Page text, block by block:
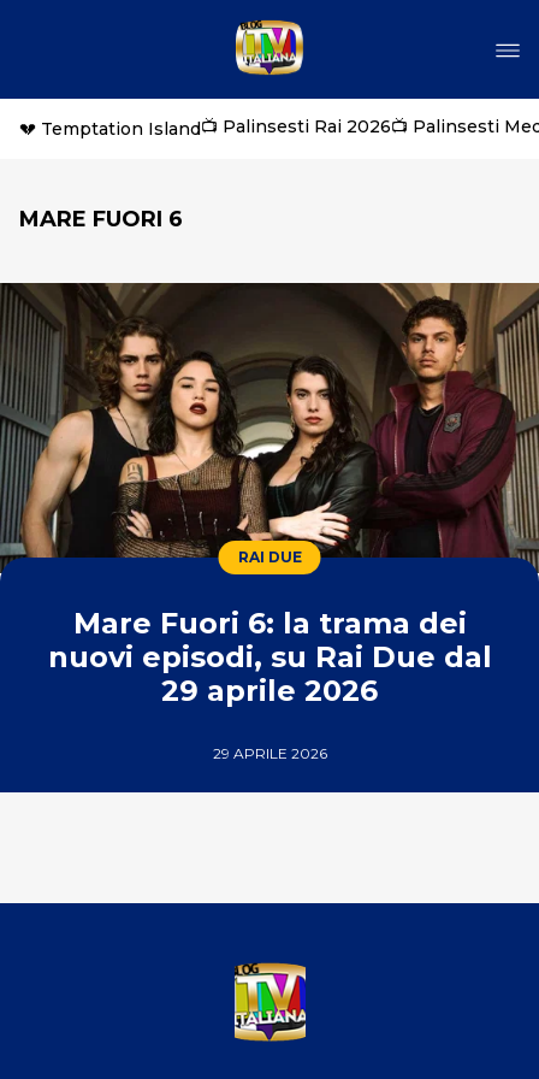
💔 Temptation Island📺 Palinsesti Rai 2026📺 Palinsesti
MARE FUORI 6
RAI DUE
Mare Fuori 6: la trama dei
nuovi episodi, su Rai Due dal
29 aprile 2026
29 APRILE 2026